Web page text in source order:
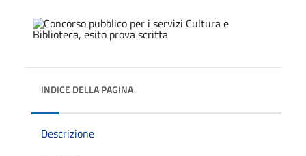
INDICE DELLA PAGINA
Descrizione